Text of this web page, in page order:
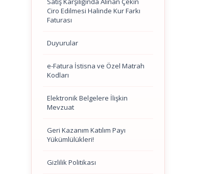
Ciro Edilmesi Halinde Kur Farkı
Faturası
Duyurular
e-Fatura İstisna ve Özel Matrah
Kodları
Elektronik Belgelere İlişkin
Mevzuat
Geri Kazanım Katılım Payı
Yükümlülükleri!
Gizlilik Politikası